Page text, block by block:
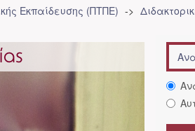
Eκπαίδευσης (ΠΤΠΕ)